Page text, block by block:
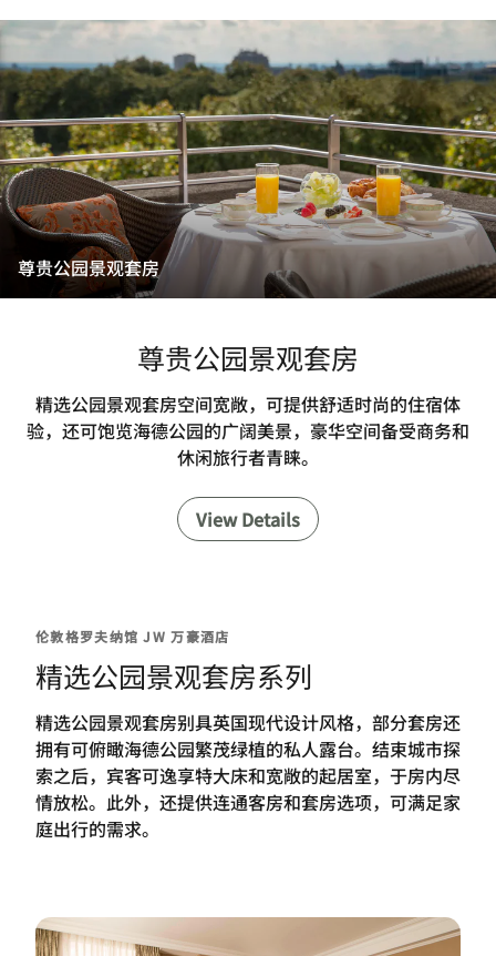
尊贵公园景观套房
尊贵公园景观套房
精选公园景观套房空间宽敞，可提供舒适时尚的住宿体
验，还可饱览海德公园的广阔美景，豪华空间备受商务和
休闲旅行者青睐。
View Details
伦敦格罗夫纳馆 JW 万豪酒店
精选公园景观套房系列
精选公园景观套房别具英国现代设计风格，部分套房还
拥有可俯瞰海德公园繁茂绿植的私人露台。结束城市探
索之后，宾客可逸享特大床和宽敞的起居室，于房内尽
情放松。此外，还提供连通客房和套房选项，可满足家
庭出行的需求。